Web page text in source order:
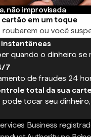
não improvisada
em um toque
roubarem ou você
quando o dinheiro se
7
de fraudes 24
total da sua
pode tocar seu
Business